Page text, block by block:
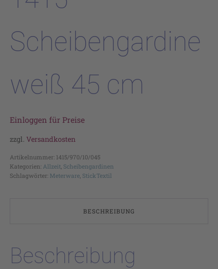
Scheibengardine
weiß 45 cm
Einloggen für Preise
zzgl. Versandkosten
Artikelnummer: 1415/970/10/045
Kategorien: Allzeit Scheibengardinen
Schlagwörter: Meterware StickTextil
BESCHREIBUNG
Beschreibung